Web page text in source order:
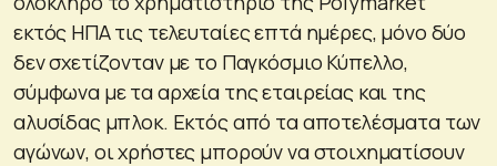
εκτός ΗΠΑ τις τελευταίες επτά ημέρες, μόνο δύο
δεν σχετίζονταν με το Παγκόσμιο Κύπελλο,
σύμφωνα με τα αρχεία της εταιρείας και της
αλυσίδας μπλοκ. Εκτός από τα αποτελέσματα των
αγώνων, οι χρήστες μπορούν να στοιχηματίσουν